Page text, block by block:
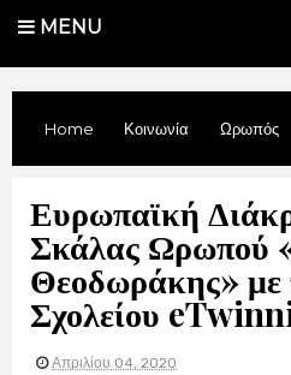
MENU
Home Κοινωνία Ωρωπός
Ευρωπαϊκή
Σκάλας Ωρωπού
Θεοδωράκης» με
Σχολείου
Απριλίου 04, 2020